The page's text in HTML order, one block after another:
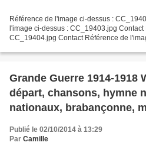
Référence de l'image ci-dessus :
l'image ci-dessus : CC_19403.jpg
CC_19404.jpg Contact Référence de
Grande Guerre 1914-1918
départ, chansons, hymne
nationaux, brabançonne,
Publié le 02/10/2014 à 13:29
Par Camille